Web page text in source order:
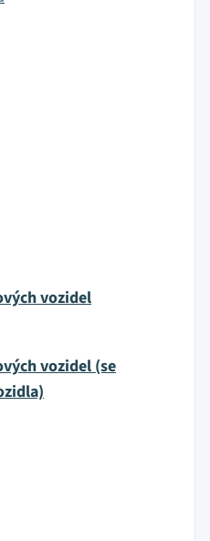
vozidel
vozidel (se